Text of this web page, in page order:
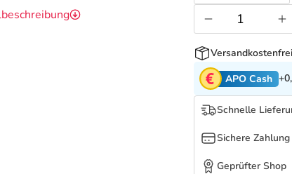
Versandkostenfrei
APO Cash
Schnelle
Sichere Zahlung
Geprüfter Shop